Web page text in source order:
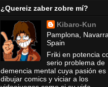
¿Quereiz zaber zobre mí?
Kibaro-Kun
Pamplona,
Spain
Friki en potencia
serio problema de
demencia mental cuya pasión es
dibujar comics y viciar a los